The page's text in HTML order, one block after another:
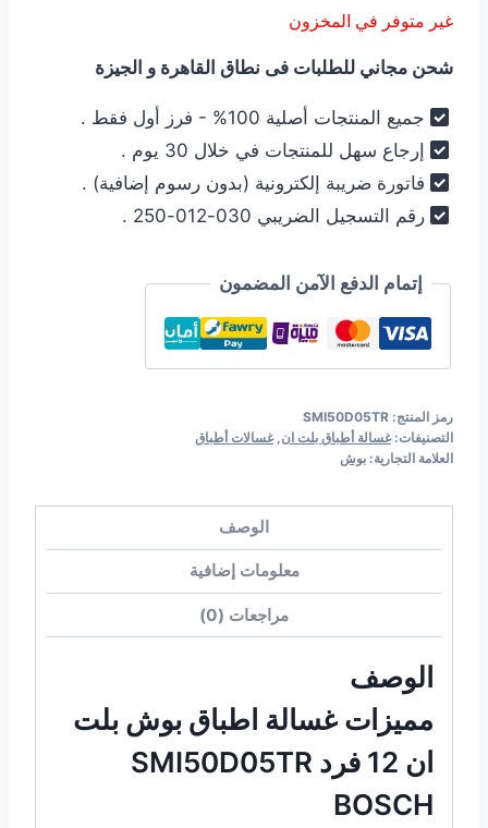
57.999,00 EGP.
47.999,00 EGP.
غير متوفر في المخزون
شحن مجاني للطلبات فى نطاق القاهرة و الجيزة
جميع المنتجات أصلية 100% - فرز أول فقط .
إرجاع سهل للمنتجات في خلال 30 يوم .
فاتورة ضريبة إلكترونية (بدون رسوم إضافية) .
رقم التسجيل الضريبي 030-012-250 .
إتمام الدفع الآمن المضمون
رمز المنتج: SMI50D05TR
التصنيفات:غسالة أطباق بلت ان ,غسالات أطباق
العلامة التجارية: بوش
الوصف
معلومات إضافية
مراجعات (0)
الوصف
مميزات غسالة اطباق بوش بلت
ان 12 فرد SMI50D05TR
BOSCH